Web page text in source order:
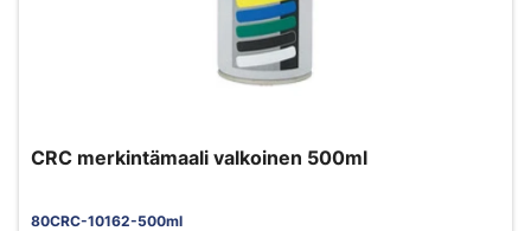
CRC merkintämaali valkoinen 500ml
80CRC-10162-500ml